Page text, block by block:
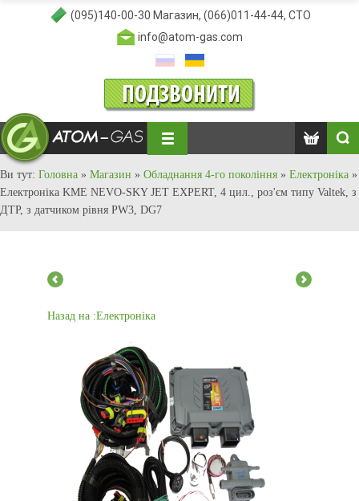
(095)140-00-30 Магазин, (066)011-44-44, СТО
info@atom-gas.com
Ви тут: Головна » Магазин » Обладнання 4-го покоління » Електроніка »
Електроніка KME NEVO-SKY JET EXPERT, 4 цил., роз'єм типу Valtek, з
ДТР, з датчиком рівня PW3, DG7
Назад на :Електроніка